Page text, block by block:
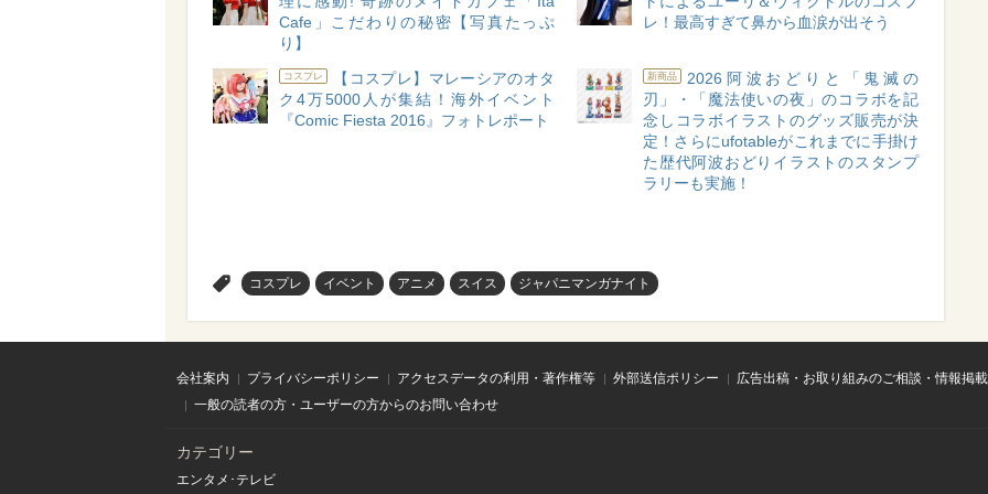
Cafe」こだわりの秘密【写真たっぷ
り】
レ！最高すぎて鼻から血涙が出そう
コスプレ
【コスプレ】マレーシアのオタ
ク4万5000人が集結！海外イベント
『Comic Fiesta 2016』フォトレポート
新商品
2026阿波おどりと「鬼滅の
刃」・「魔法使いの夜」のコラボを記
念しコラボイラストのグッズ販売が決
定！さらにufotableがこれまでに手掛け
た歴代阿波おどりイラストのスタンプ
ラリーも実施！
コスプレ イベント アニメ スイス ジャパニマンガナイト
会社案内 プライバシーポリシー アクセスデータの利用・著作権等 外部送信ポリシー
広告出稿・お取り組みのご相談・情報掲
一般の読者の方・ユーザーの方からのお問い合わせ
カテゴリー
エンタメ･テレビ